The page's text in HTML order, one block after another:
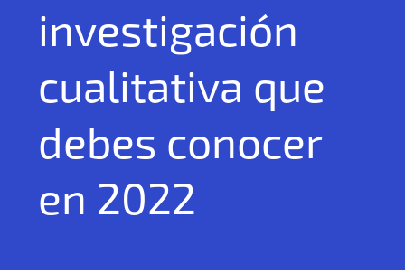
investigación
cualitativa que
debes conocer
en 2022